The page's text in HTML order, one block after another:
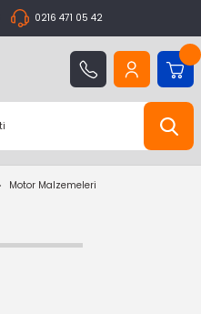
0216 471 05 42
Motor Malzemeleri